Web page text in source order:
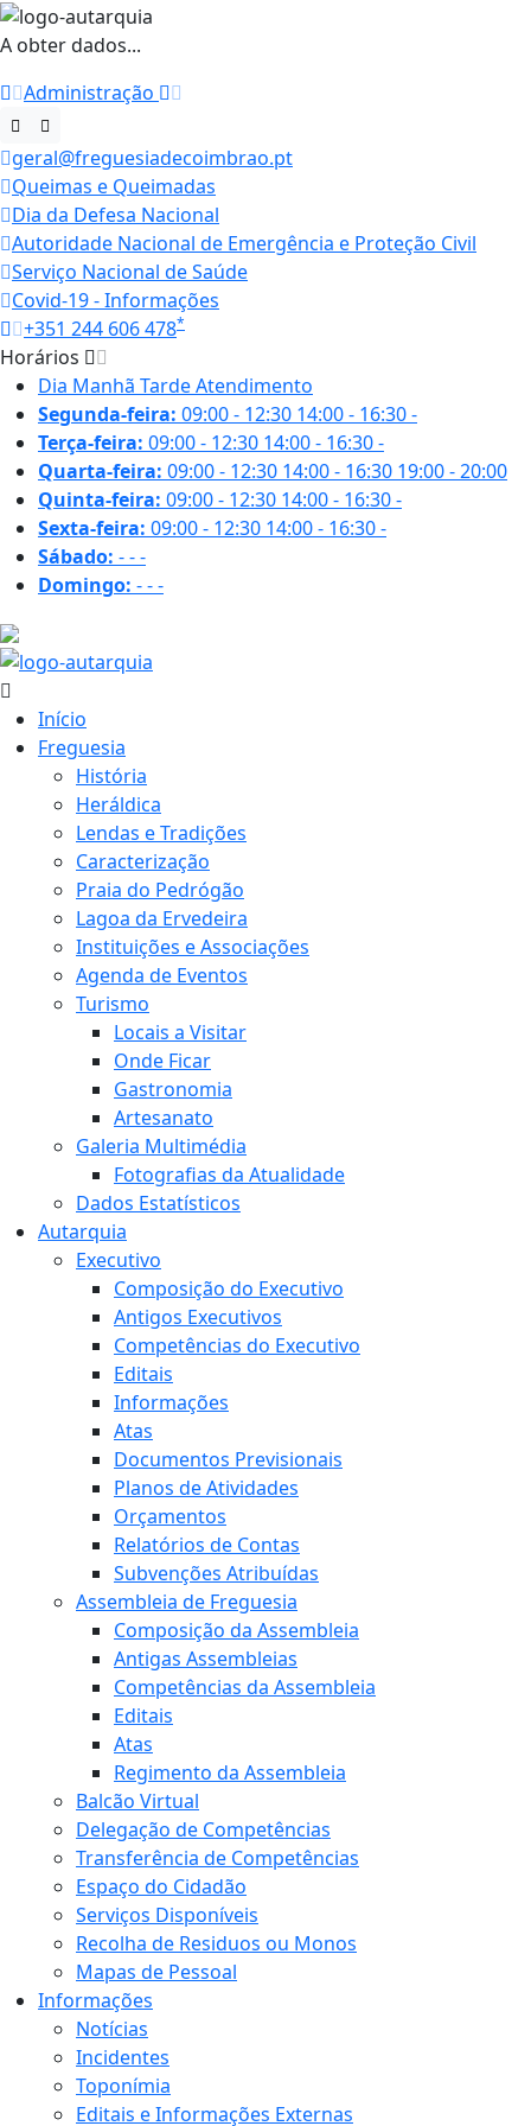
A obter dados...
Administração
geral@freguesiadecoimbrao.pt
Queimas e Queimadas
Dia da Defesa Nacional
Autoridade Nacional de Emergência e Proteção Civil
Serviço Nacional de Saúde
Covid-19 - Informações
+351 244 606 478*
Horários
Dia Manhã TardeAtendimento
Segunda-feira: 09:00 - 12:30 14:00 - 16:30-
Terça-feira: 09:00 - 12:30 14:00 - 16:30-
Quarta-feira: 09:00 - 12:30 14:00 - 16:30 19:00 - 20:00
Quinta-feira: 09:00 - 12:30 14:00 - 16:30-
Sexta-feira: 09:00 - 12:30 14:00 - 16:30-
Sábado: ---
Domingo: ---
Início
Freguesia
História
Heráldica
Lendas e Tradições
Caracterização
Praia do Pedrógão
Lagoa da Ervedeira
Instituições e Associações
Agenda de Eventos
Turismo
Locais a Visitar
Onde Ficar
Gastronomia
Artesanato
Galeria Multimédia
Fotografias da Atualidade
Dados Estatísticos
Autarquia
Executivo
Composição do Executivo
Antigos Executivos
Competências do Executivo
Editais
Informações
Atas
Documentos Previsionais
Planos de Atividades
Orçamentos
Relatórios de Contas
Subvenções Atribuídas
Assembleia de Freguesia
Composição da Assembleia
Antigas Assembleias
Competências da Assembleia
Editais
Atas
Regimento da Assembleia
Balcão Virtual
Delegação de Competências
Transferência de Competências
Espaço do Cidadão
Serviços Disponíveis
Recolha de Residuos ou Monos
Mapas de Pessoal
Informações
Notícias
Incidentes
Toponímia
Editais e Informações Externas